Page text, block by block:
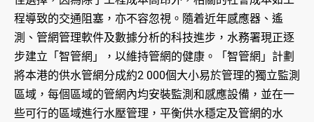
程導致的交通阻塞，亦不容忽視。隨着近年感應器、遙
測、管網管理軟件及數據分析的科技進步，水務署現正逐
步建立「智管網」，以維持管網的健康。「智管網」計劃
將本港的供水管網分成約2 000個大小易於管理的獨立監測
區域，每個區域的管網內均安裝監測和感應設備，並在一
些可行的區域進行水壓管理，平衡供水穩定及管網的水